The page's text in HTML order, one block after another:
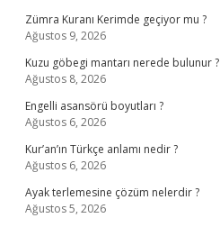
Zümra Kuranı Kerimde geçiyor mu ?
Ağustos 9, 2026
Kuzu göbegi mantarı nerede bulunur ?
Ağustos 8, 2026
Engelli asansörü boyutları ?
Ağustos 6, 2026
Kur’an’ın Türkçe anlamı nedir ?
Ağustos 6, 2026
Ayak terlemesine çözüm nelerdir ?
Ağustos 5, 2026